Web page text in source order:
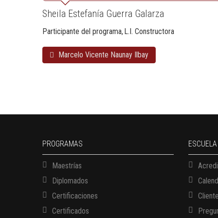
Sheila Estefanía Guerra Galarza
Participante del programa L.I. Constructora
Marcelo Vicente Naunay Ilbay
PROGRAMAS
Maestrías
Diplomados
Certificaciones
Certificados